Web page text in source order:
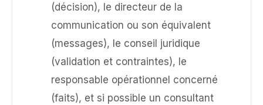
(décision), le directeur de la
communication ou son équivalent
(messages), le conseil juridique
(validation et contraintes), le
responsable opérationnel concerné
(faits), et si possible un consultant